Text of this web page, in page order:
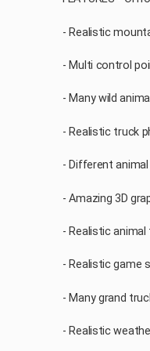
- Realistic
- Multi control
- Many wild
- Realistic truck
- Different
- Amazing 3D
- Realistic
- Realistic game
- Many grand
- Realistic